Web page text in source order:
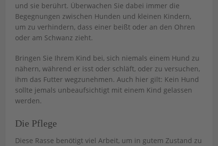
und sie berührt. Überwachen Sie dabei immer die
Begegnungen zwischen Hunden und kleinen Kindern,
um zu verhindern, dass einer beißt oder an den Ohren
oder am Schwanz zieht.
Bringen Sie Ihrem Kind bei, sich niemals einem Hund zu
nähern, während er isst oder schläft, oder zu versuchen,
ihm das Futter wegzunehmen. Auch hier gilt: Kein Hund
sollte jemals unbeaufsichtigt mit einem Kind gelassen
werden.
Die Pflege
Diese Rasse benötigt viel Arbeit, um in gutem Zustand zu